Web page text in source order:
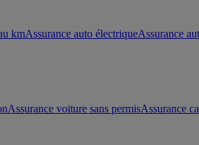
kmAssurance auto électriqueAssurance
Assurance voiture sans permisAssurance